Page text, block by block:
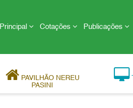
Principal Cotações Publicações
PAVILHÃO NEREU
PASINI